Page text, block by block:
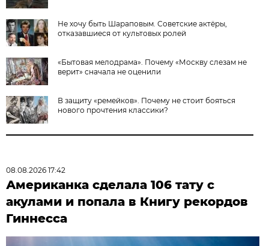
Не хочу быть Шараповым. Советские актёры,
отказавшиеся от культовых ролей
«Бытовая мелодрама». Почему «Москву слезам не
верит» сначала не оценили
В защиту «ремейков». Почему не стоит бояться
нового прочтения классики?
08.08.2026 17:42
Американка сделала 106 тату с
акулами и попала в Книгу рекордов
Гиннесса